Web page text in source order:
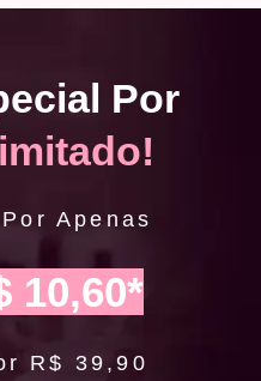
Por
Por Apenas
10,60*
R$ 39,90